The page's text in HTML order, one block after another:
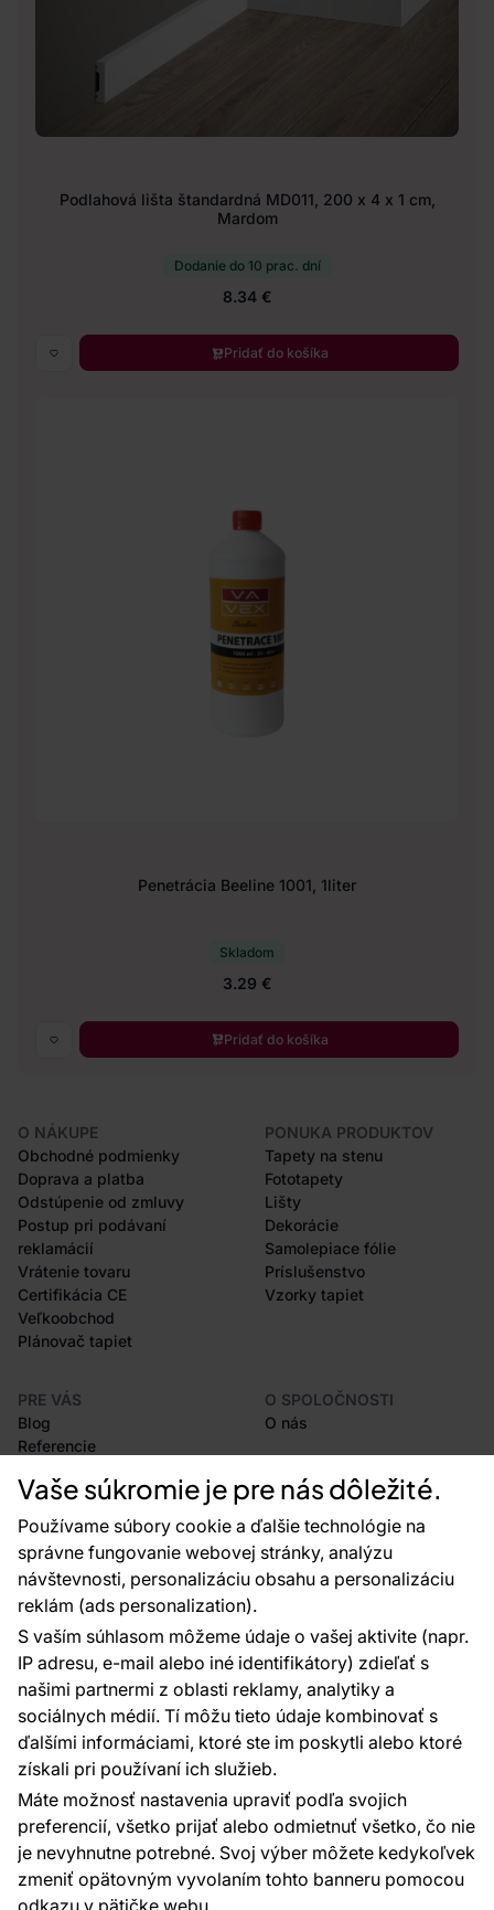
Vaše súkromie je pre nás dôležité.
Používame súbory cookie a ďalšie technológie na
správne fungovanie webovej stránky, analýzu
návštevnosti, personalizáciu obsahu a personalizáciu
reklám (ads personalization).
S vaším súhlasom môžeme údaje o vašej aktivite (napr.
IP adresu, e-mail alebo iné identifikátory) zdieľať s
našimi partnermi z oblasti reklamy, analytiky a
sociálnych médií. Tí môžu tieto údaje kombinovať s
ďalšími informáciami, ktoré ste im poskytli alebo ktoré
získali pri používaní ich služieb.
Máte možnosť nastavenia upraviť podľa svojich
preferencií, všetko prijať alebo odmietnuť všetko, čo nie
je nevyhnutne potrebné. Svoj výber môžete kedykoľvek
zmeniť opätovným vyvolaním tohto banneru pomocou
odkazu v pätičke webu.
Podlahová lišta štandardná MD011, 200 x 4 x 1 cm,
Mardom
Dodanie do 10 prac. dní
8.34 €
Pridať do košíka
Penetrácia Beeline 1001, 1liter
Skladom
3.29 €
Pridať do košíka
O NÁKUPE
Obchodné podmienky
Doprava a platba
Odstúpenie od zmluvy
Postup pri podávaní
reklamácií
Vrátenie tovaru
Certifikácia CE
Veľkoobchod
Plánovač tapiet
PONUKA PRODUKTOV
Tapety na stenu
Fototapety
Lišty
Dekorácie
Samolepiace fólie
Príslušenstvo
Vzorky tapiet
PRE VÁS
Blog
Referencie
Rady a tipy
Najčastejšie otázky
O SPOLOČNOSTI
O nás
Kontakty
Sme tu pre vás 24 hodín denne, 7 dní v
týždni
+420 777 004 021
info@vavex.cz
Vavex 1990 s.r.o., IČ: 26776251, DIČ: CZ26776251
Dělostřelecká 330, Příbram 261 01
Ďalšie kontakty
Platobné metódy: